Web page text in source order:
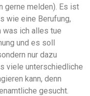
gerne melden). Es ist
wie eine Berufung,
was ich alles tue
und es soll
nur dazu
viele unterschiedliche
kann, denn
gesucht.